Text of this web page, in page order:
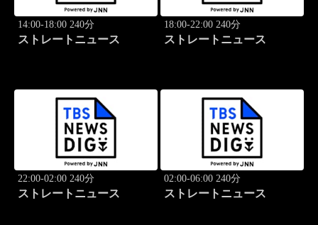
14:00-18:00 240分
ストレートニュース
18:00-22:00 240分
ストレートニュース
22:00-02:00 240分
ストレートニュース
02:00-06:00 240分
ストレートニュース